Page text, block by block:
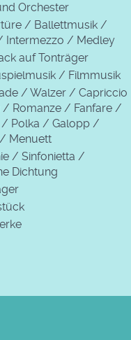
Orchester
/ Ballettmusik /
Intermezzo / Medley
auf Tonträger
/ Filmmusik
/ Walzer / Capriccio
Romanze / Fanfare /
/ Polka / Galopp /
Menuett
/ Sinfonietta /
Dichtung